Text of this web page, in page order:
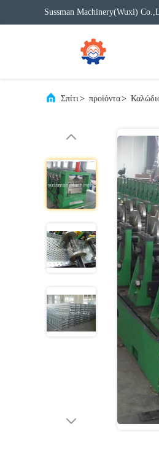
Sussman Machinery(Wuxi)
Σπίτι> προϊόντα>